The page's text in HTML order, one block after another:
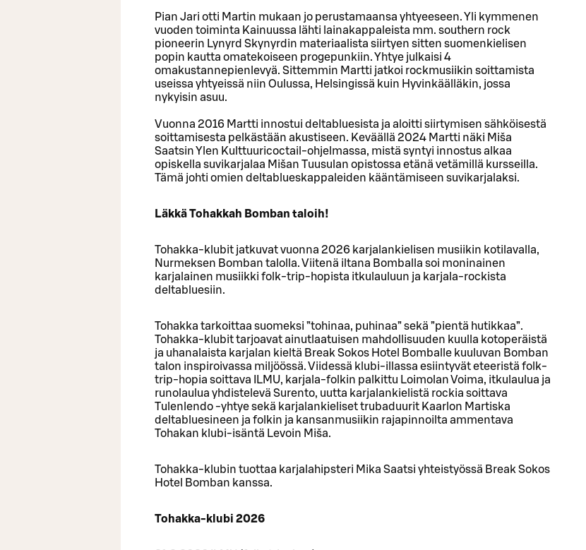
Pian Jari otti Martin mukaan jo perustamaansa yhtyeeseen. Yli kymmenen
vuoden toiminta Kainuussa lähti lainakappaleista mm. southern rock
pioneerin Lynyrd Skynyrdin materiaalista siirtyen sitten suomenkielisen
popin kautta omatekoiseen progepunkiin. Yhtye julkaisi 4
omakustannepienlevyä. Sittemmin Martti jatkoi rockmusiikin soittamista
useissa yhtyeissä niin Oulussa, Helsingissä kuin Hyvinkäälläkin, jossa
nykyisin asuu.
Vuonna 2016 Martti innostui deltabluesista ja aloitti siirtymisen sähköisestä
soittamisesta pelkästään akustiseen. Keväällä 2024 Martti näki Miša
Saatsin Ylen Kulttuuricoctail-ohjelmassa, mistä syntyi innostus alkaa
opiskella suvikarjalaa Mišan Tuusulan opistossa etänä vetämillä kursseilla.
Tämä johti omien deltablueskappaleiden kääntämiseen suvikarjalaksi.
Läkkä Tohakkah Bomban taloih!
Tohakka-klubit jatkuvat vuonna 2026 karjalankielisen musiikin kotilavalla,
Nurmeksen Bomban talolla. Viitenä iltana Bomballa soi moninainen
karjalainen musiikki folk-trip-hopista itkulauluun ja karjala-rockista
deltabluesiin.
Tohakka tarkoittaa suomeksi ”tohinaa, puhinaa” sekä ”pientä hutikkaa”.
Tohakka-klubit tarjoavat ainutlaatuisen mahdollisuuden kuulla kotoperäistä
ja uhanalaista karjalan kieltä Break Sokos Hotel Bomballe kuuluvan Bomban
talon inspiroivassa miljöössä. Viidessä klubi-illassa esiintyvät eteeristä folk-
trip-hopia soittava ILMU, karjala-folkin palkittu Loimolan Voima, itkulaulua ja
runolaulua yhdistelevä Surento, uutta karjalankielistä rockia soittava
Tulenlendo -yhtye sekä karjalankieliset trubaduurit Kaarlon Martiska
deltabluesineen ja folkin ja kansanmusiikin rajapinnoilta ammentava
Tohakan klubi-isäntä Levoin Miša.
Tohakka-klubin tuottaa karjalahipsteri Mika Saatsi yhteistyössä Break Sokos
Hotel Bomban kanssa.
Tohakka-klubi 2026